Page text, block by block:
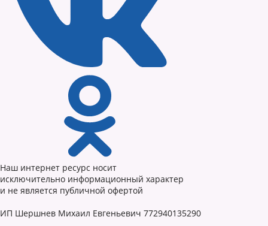
Наш интернет ресурс носит
исключительно информационный характер
и не является публичной офертой
ИП Шершнев Михаил Евгеньевич 772940135290